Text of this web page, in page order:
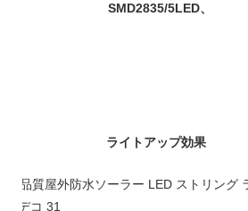
SMD2835/5LED、
ライトアップ効果